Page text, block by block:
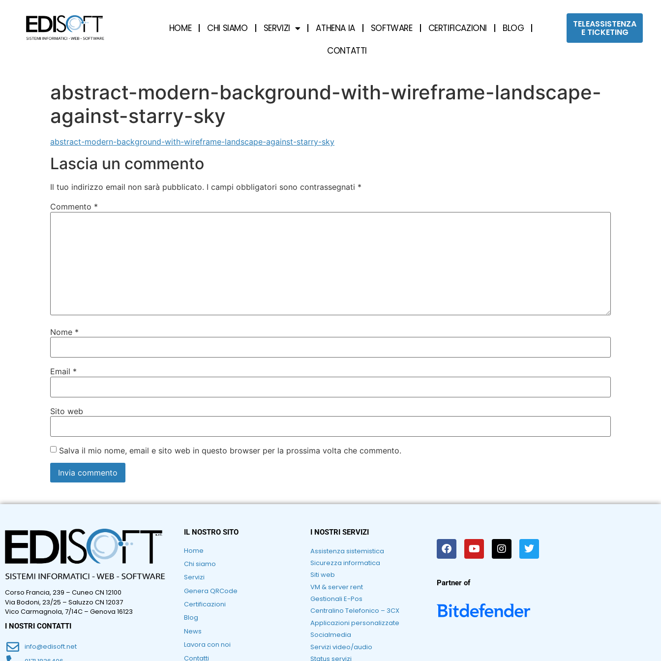
HOME CHI SIAMO SERVIZI ATHENA IA SOFTWARE CERTIFICAZIONI
BLOG
CONTATTI
TELEASSISTENZA
E TICKETING
abstract-modern-background-with-wireframe-landscape-
against-starry-sky
abstract-modern-background-with-wireframe-landscape-against-starry-sky
Lascia un commento
Il tuo indirizzo email non sarà pubblicato. I campi obbligatori sono contrassegnati *
Commento *
Nome *
Email *
Sito web
Salva il mio nome, email e sito web in questo browser per la prossima volta che commento.
Corso Francia, 239 – Cuneo CN 12100
Via Bodoni, 23/25 – Saluzzo CN 12037
Vico Carmagnola, 7/14C – Genova 16123
I NOSTRI CONTATTI
info@edisoft.net
IL NOSTRO SITO
Home
Chi siamo
Servizi
Genera QRCode
Certificazioni
Blog
News
Lavora con noi
Contatti
I NOSTRI SERVIZI
Assistenza sistemistica
Sicurezza informatica
Siti web
VM & server rent
Gestionali E-Pos
Centralino Telefonico – 3CX
Applicazioni personalizzate
Socialmedia
Servizi video/audio
Status servizi
Partner of